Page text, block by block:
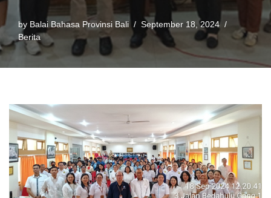
by Balai Bahasa Provinsi Bali
September 18, 2024
Berita